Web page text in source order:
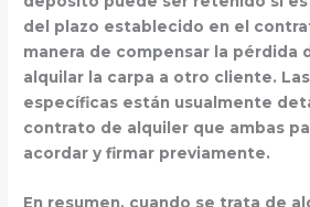
del plazo establecido en el
manera de compensar la pérdida
alquilar la carpa a otro cliente. Las
específicas están usualmente
contrato de alquiler que ambas
acordar y firmar previamente.
En resumen, cuando se trata de